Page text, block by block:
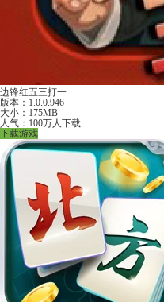
边锋红五三打一
版本：1.0.0.946
大小：175MB
人气：100万人下载
下载游戏